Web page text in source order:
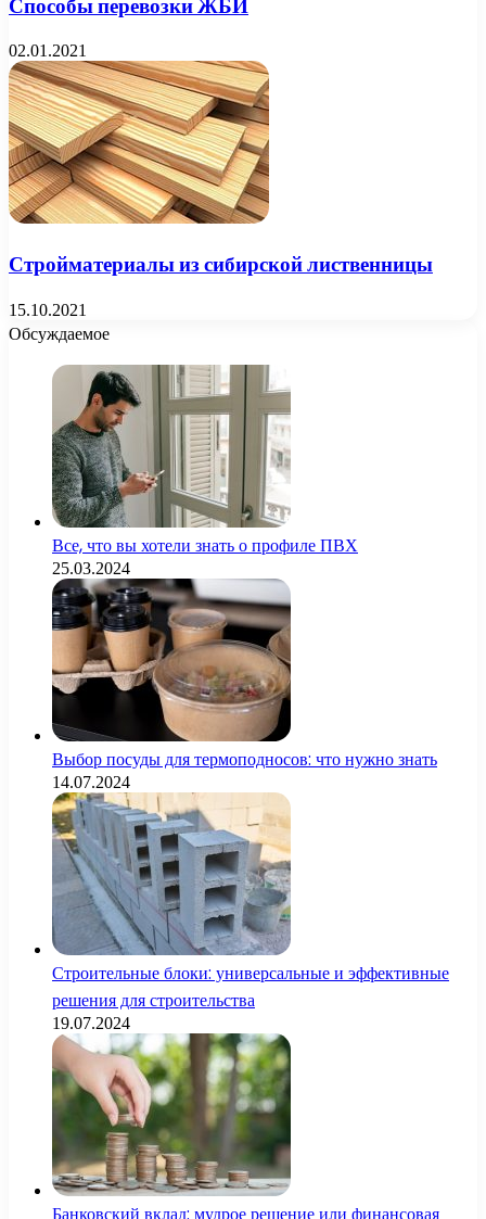
02.01.2021
Стройматериалы из сибирской лиственницы
15.10.2021
Обсуждаемое
Все, что вы хотели знать о профиле ПВХ
25.03.2024
Выбор посуды для термоподносов: что нужно знать
14.07.2024
Строительные блоки: универсальные и эффективные
решения для строительства
19.07.2024